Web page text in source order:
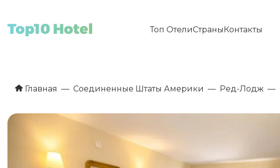
Топ ОтелиСтраныКонтакты
Главная Соединенные Штаты Америки Ред-Лодж